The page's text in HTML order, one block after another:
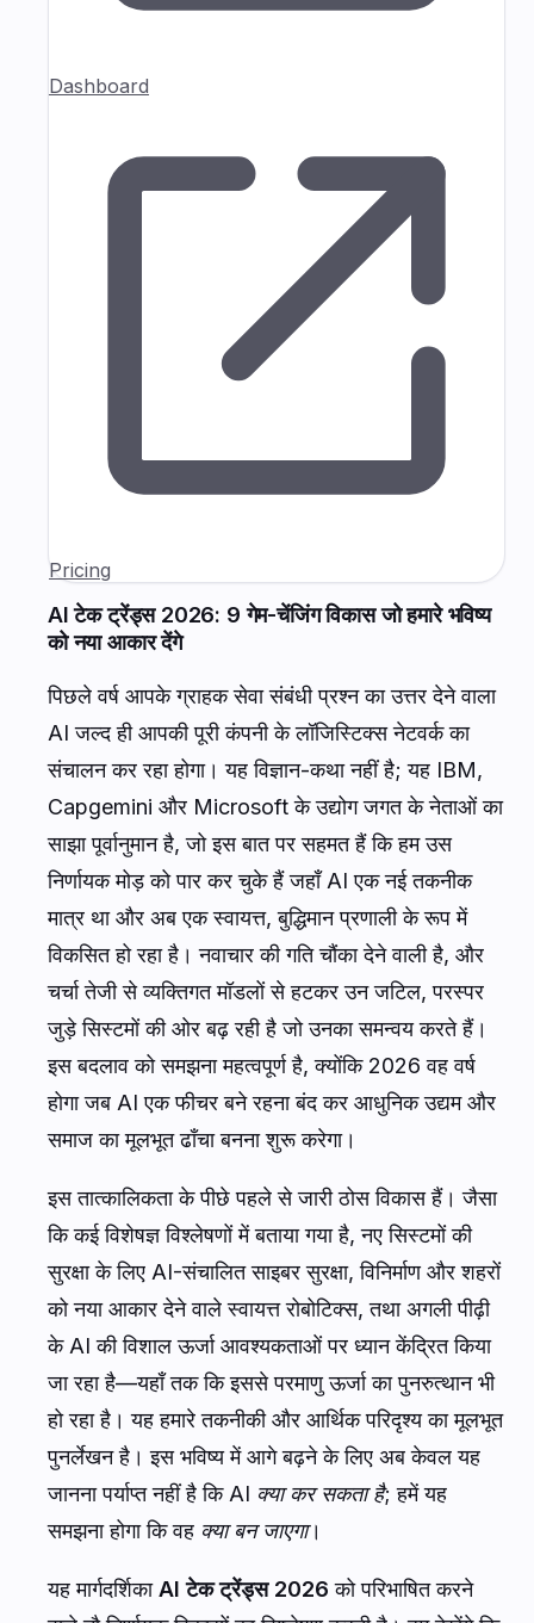
Dashboard
Pricing
AI टेक ट्रेंड्स 2026: 9 गेम-चेंजिंग विकास जो हमारे भविष्य
को नया आकार देंगे
पिछले वर्ष आपके ग्राहक सेवा संबंधी प्रश्न का उत्तर देने वाला
AI जल्द ही आपकी पूरी कंपनी के लॉजिस्टिक्स नेटवर्क का
संचालन कर रहा होगा। यह विज्ञान-कथा नहीं है; यह IBM,
Capgemini और Microsoft के उद्योग जगत के नेताओं का
साझा पूर्वानुमान है, जो इस बात पर सहमत हैं कि हम उस
निर्णायक मोड़ को पार कर चुके हैं जहाँ AI एक नई तकनीक
मात्र था और अब एक स्वायत्त, बुद्धिमान प्रणाली के रूप में
विकसित हो रहा है। नवाचार की गति चौंका देने वाली है, और
चर्चा तेजी से व्यक्तिगत मॉडलों से हटकर उन जटिल, परस्पर
जुड़े सिस्टमों की ओर बढ़ रही है जो उनका समन्वय करते हैं।
इस बदलाव को समझना महत्वपूर्ण है, क्योंकि 2026 वह वर्ष
होगा जब AI एक फीचर बने रहना बंद कर आधुनिक उद्यम और
समाज का मूलभूत ढाँचा बनना शुरू करेगा।
इस तात्कालिकता के पीछे पहले से जारी ठोस विकास हैं। जैसा
कि कई विशेषज्ञ विश्लेषणों में बताया गया है, नए सिस्टमों की
सुरक्षा के लिए AI-संचालित साइबर सुरक्षा, विनिर्माण और शहरों
को नया आकार देने वाले स्वायत्त रोबोटिक्स, तथा अगली पीढ़ी
के AI की विशाल ऊर्जा आवश्यकताओं पर ध्यान केंद्रित किया
जा रहा है—यहाँ तक कि इससे परमाणु ऊर्जा का पुनरुत्थान भी
हो रहा है। यह हमारे तकनीकी और आर्थिक परिदृश्य का मूलभूत
पुनर्लेखन है। इस भविष्य में आगे बढ़ने के लिए अब केवल यह
जानना पर्याप्त नहीं है कि AI क्या कर सकता है; हमें यह
समझना होगा कि वह क्या बन जाएगा।
यह मार्गदर्शिकाAI टेक ट्रेंड्स 2026 को परिभाषित करने